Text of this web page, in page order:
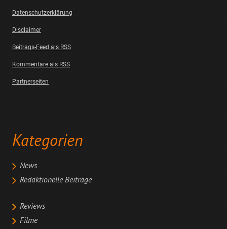
Datenschutzerklärung
Disclaimer
Beitrags-Feed als RSS
Kommentare als RSS
Partnerseiten
Kategorien
News
Redaktionelle Beiträge
Reviews
Filme